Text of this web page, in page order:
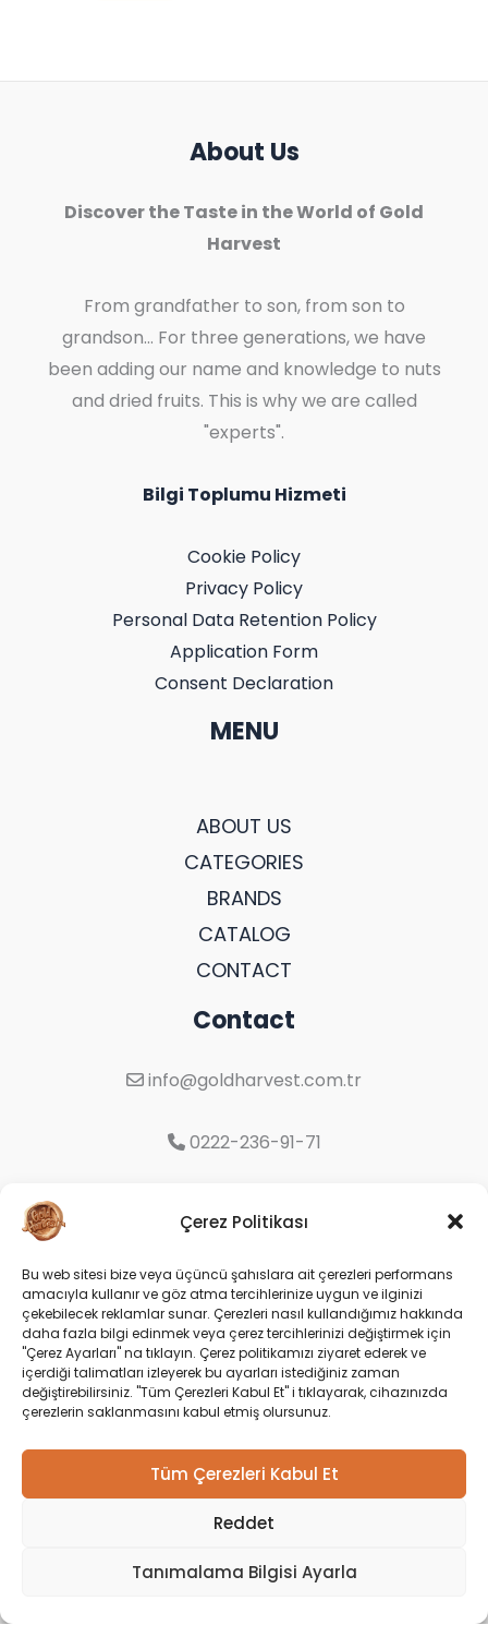
Çerez Politikası
Bu web sitesi bize veya üçüncü şahıslara ait çerezleri performans
amacıyla kullanır ve göz atma tercihlerinize uygun ve ilginizi
çekebilecek reklamlar sunar. Çerezleri nasıl kullandığımız hakkında
daha fazla bilgi edinmek veya çerez tercihlerinizi değiştirmek için
"Çerez Ayarları" na tıklayın. Çerez politikamızı ziyaret ederek ve
içerdiği talimatları izleyerek bu ayarları istediğiniz zaman
değiştirebilirsiniz. "Tüm Çerezleri Kabul Et" i tıklayarak, cihazınızda
çerezlerin saklanmasını kabul etmiş olursunuz.
Tüm Çerezleri Kabul Et
Reddet
Tanımalama Bilgisi Ayarla
About Us
Discover the Taste in the World of Gold
Harvest
From grandfather to son, from son to
grandson... For three generations, we have
been adding our name and knowledge to nuts
and dried fruits. This is why we are called
"experts".
Bilgi Toplumu Hizmeti
Cookie Policy
Privacy Policy
Personal Data Retention Policy
Application Form
Consent Declaration
MENU
ABOUT US
CATEGORIES
BRANDS
CATALOG
CONTACT
Contact
info@goldharvest.com.tr
0222-236-91-71
Odunpazarı/Eskişehir
Social
Copyright © 2026 Gold Harvest |